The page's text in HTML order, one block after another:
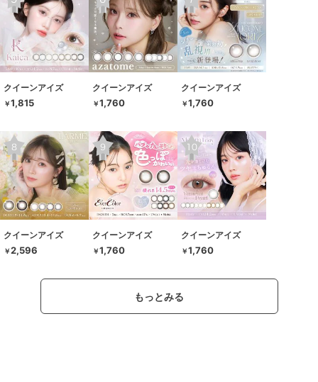
クイーンアイズ
￥1,815
クイーンアイズ
￥1,760
クイーンアイズ
￥1,760
クイーンアイズ
￥2,596
クイーンアイズ
￥1,760
クイーンアイズ
￥1,760
もっとみる